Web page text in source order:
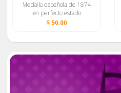
Medalla española de 1874
en perfecto estado
$ 50.00